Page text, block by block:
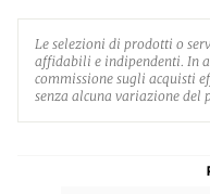
Le selezioni di prodotti o
affidabili e indipendenti. In
commissione sugli acquisti
senza alcuna variazione del